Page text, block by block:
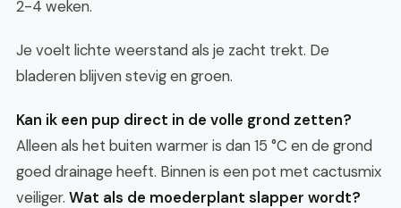
2-4 weken.
Je voelt lichte weerstand als je zacht trekt. De
bladeren blijven stevig en groen.
Kan ik een pup direct in de volle grond zetten?
Alleen als het buiten warmer is dan 15 °C en de grond
goed drainage heeft. Binnen is een pot met cactusmix
veiliger. Wat als de moederplant slapper wordt?